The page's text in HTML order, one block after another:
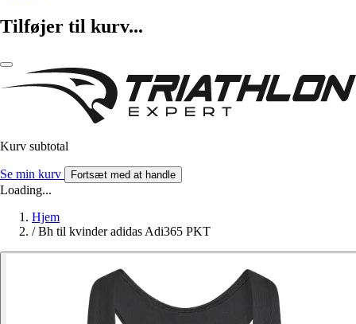
Tilføjer til kurv...
Kurv subtotal
Se min kurv Fortsæt med at handle
Loading...
Hjem
/ Bh til kvinder adidas Adi365 PKT